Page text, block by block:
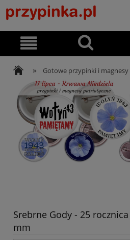
» Gotowe przypinki i magnesy
Srebrne Gody - 25
mm